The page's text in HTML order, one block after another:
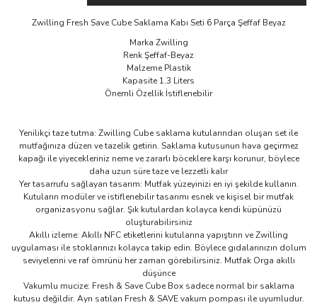
Zwilling Fresh Save Cube Saklama Kabı Seti 6 Parça Şeffaf Beyaz
Marka Zwilling
Renk Şeffaf-Beyaz
Malzeme Plastik
Kapasite 1.3 Liters
Önemli Özellik İstiflenebilir
Yenilikçi taze tutma: Zwilling Cube saklama kutularından oluşan set ile
mutfağınıza düzen ve tazelik getirin. Saklama kutusunun hava geçirmez
kapağı ile yiyecekleriniz neme ve zararlı böceklere karşı korunur, böylece
daha uzun süre taze ve lezzetli kalır
Yer tasarrufu sağlayan tasarım: Mutfak yüzeyinizi en iyi şekilde kullanın.
Kutuların modüler ve istiflenebilir tasarımı esnek ve kişisel bir mutfak
organizasyonu sağlar. Şık kutulardan kolayca kendi küpünüzü
oluşturabilirsiniz
Akıllı izleme: Akıllı NFC etiketlerini kutularına yapıştırın ve Zwilling
uygulaması ile stoklarınızı kolayca takip edin. Böylece gıdalarınızın dolum
seviyelerini ve raf ömrünü her zaman görebilirsiniz. Mutfak Orga akıllı
düşünce
Vakumlu mucize: Fresh & Save Cube Box sadece normal bir saklama
kutusu değildir. Ayrı satılan Fresh & SAVE vakum pompası ile uyumludur.